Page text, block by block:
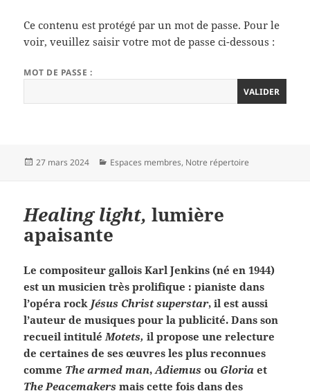
Ce contenu est protégé par un mot de passe. Pour le
voir, veuillez saisir votre mot de passe ci-dessous :
MOT DE PASSE :
Publié
27 mars 2024 Catégories
Espaces membres, Notre répertoire
Healing light, lumière
apaisante
Le compositeur gallois Karl Jenkins (né en 1944)
est un musicien très prolifique : pianiste dans
l’opéra rock Jésus Christ superstar, il est aussi
l’auteur de musiques pour la publicité. Dans son
recueil intituléMotets, il propose une relecture
de certaines de ses œuvres les plus reconnues
comme The armed man,Adiemus ou Gloria et
The Peacemakers mais cette fois dans des